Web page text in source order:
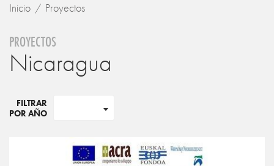
Inicio Proyectos
PROYECTOS
Nicaragua
FILTRAR
POR AÑO